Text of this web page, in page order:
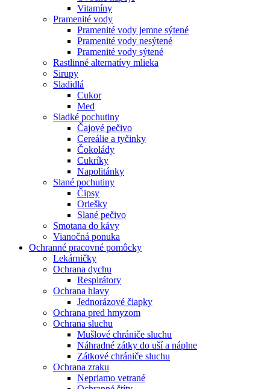
Vitamíny
Pramenité vody
Pramenité vody jemne sýtené
Pramenité vody nesýtené
Pramenité vody sýtené
Rastlinné alternatívy mlieka
Sirupy
Sladidlá
Cukor
Med
Sladké pochutiny
Čajové pečivo
Cereálie a tyčinky
Čokolády
Cukríky
Napolitánky
Slané pochutiny
Čipsy
Oriešky
Slané pečivo
Smotana do kávy
Vianočná ponuka
Ochranné pracovné pomôcky
Lekárničky
Ochrana dychu
Respirátory
Ochrana hlavy
Jednorázové čiapky
Ochrana pred hmyzom
Ochrana sluchu
Mušlové chrániče sluchu
Náhradné zátky do uší a náplne
Zátkové chrániče sluchu
Ochrana zraku
Nepriamo vetrané